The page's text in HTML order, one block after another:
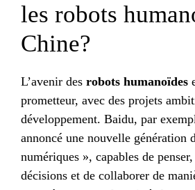
les robots
Chine?
L’avenir des robots humanoïdes
prometteur, avec des projets
développement. Baidu, par
annoncé une nouvelle génération
numériques », capables de
décisions et de collaborer de